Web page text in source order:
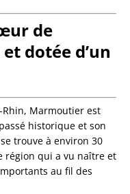
de
dotée d’un
Marmoutier est
historique et son
trouve à environ 30
région qui a vu naître et
au fil des